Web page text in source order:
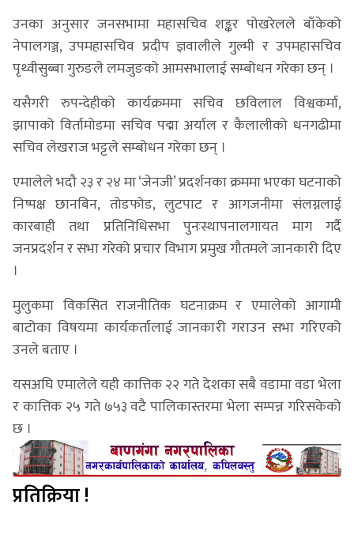
उनका अनुसार जनसभामा महासचिव शङ्कर पोखरेलले बाँकेको
नेपालगञ्ज, उपमहासचिव प्रदीप ज्ञवालीले गुल्मी र उपमहासचिव
पृथ्वीसुब्बा गुरुङले लमजुङको आमसभालाई सम्बोधन गरेका छन् ।
यसैगरी रुपन्देहीको कार्यक्रममा सचिव छविलाल विश्वकर्मा,
झापाको विर्तामोडमा सचिव पद्मा अर्याल र कैलालीको धनगढीमा
सचिव लेखराज भट्टले सम्बोधन गरेका छन् ।
एमालेले भदौ २३ र २४ मा ‘जेनजी’ प्रदर्शनका क्रममा भएका घटनाको
निष्पक्ष छानबिन, तोडफोड, लुटपाट र आगजनीमा संलग्नलाई
कारबाही तथा प्रतिनिधिसभा पुनःस्थापनालगायत माग गर्दै
जनप्रदर्शन र सभा गरेको प्रचार विभाग प्रमुख गौतमले जानकारी दिए
।
मुलुकमा विकसित राजनीतिक घटनाक्रम र एमालेको आगामी
बाटोका विषयमा कार्यकर्तालाई जानकारी गराउन सभा गरिएको
उनले बताए ।
यसअघि एमालेले यही कात्तिक २२ गते देशका सबै वडामा वडा भेला
र कात्तिक २५ गते ७५३ वटै पालिकास्तरमा भेला सम्पन्न गरिसकेको
छ ।
प्रतिक्रिया !